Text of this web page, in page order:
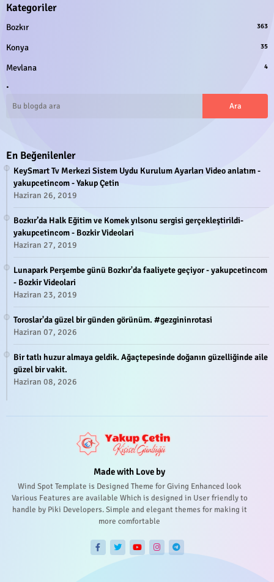
Kategoriler
Bozkır 363
Konya 35
Mevlana 4
.
En Beğenilenler
KeySmart Tv Merkezi Sistem Uydu Kurulum Ayarları Video anlatım -
yakupcetincom - Yakup Çetin
Haziran 26, 2019
Bozkır’da Halk Eğitim ve Komek yılsonu sergisi gerçekleştirildi-
yakupcetincom - Bozkir Videolari
Haziran 27, 2019
Lunapark Perşembe günü Bozkır'da faaliyete geçiyor - yakupcetincom
- Bozkir Videolari
Haziran 23, 2019
Toroslar'da güzel bir günden görünüm. #gezgininrotasi
Haziran 07, 2026
Bir tatlı huzur almaya geldik. Ağaçtepesinde doğanın güzelliğinde aile
güzel bir vakit.
Haziran 08, 2026
Made with Love by
Wind Spot Template is Designed Theme for Giving Enhanced look
Various Features are available Which is designed in User friendly to
handle by Piki Developers. Simple and elegant themes for making it
more comfortable